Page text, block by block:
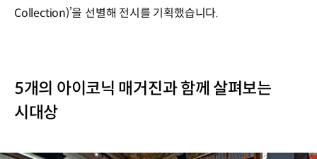
Collection)’을 선별해 전시를 기획했습니다.
5개의 아이코닉 매거진과 함께 살펴보는
시대상